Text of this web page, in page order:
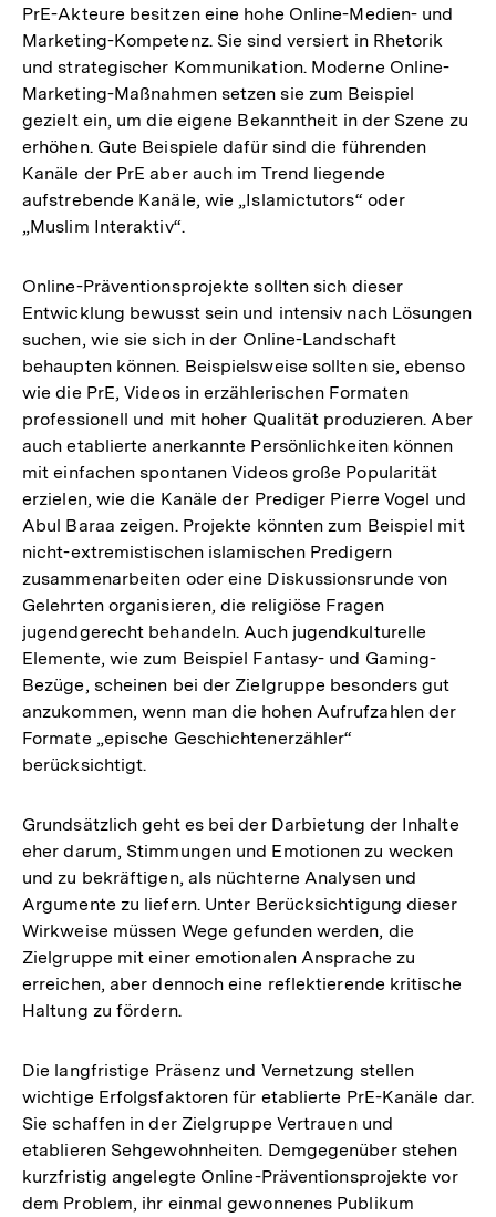
PrE-Akteure besitzen eine hohe Online-Medien- und
Marketing-Kompetenz. Sie sind versiert in Rhetorik
und strategischer Kommunikation. Moderne Online-
Marketing-Maßnahmen setzen sie zum Beispiel
gezielt ein, um die eigene Bekanntheit in der Szene zu
erhöhen. Gute Beispiele dafür sind die führenden
Kanäle der PrE aber auch im Trend liegende
aufstrebende Kanäle, wie „Islamictutors“ oder
„Muslim Interaktiv“.
Online-Präventionsprojekte sollten sich dieser
Entwicklung bewusst sein und intensiv nach Lösungen
suchen, wie sie sich in der Online-Landschaft
behaupten können. Beispielsweise sollten sie, ebenso
wie die PrE, Videos in erzählerischen Formaten
professionell und mit hoher Qualität produzieren. Aber
auch etablierte anerkannte Persönlichkeiten können
mit einfachen spontanen Videos große Popularität
erzielen, wie die Kanäle der Prediger Pierre Vogel und
Abul Baraa zeigen. Projekte könnten zum Beispiel mit
nicht-extremistischen islamischen Predigern
zusammenarbeiten oder eine Diskussionsrunde von
Gelehrten organisieren, die religiöse Fragen
jugendgerecht behandeln. Auch jugendkulturelle
Elemente, wie zum Beispiel Fantasy- und Gaming-
Bezüge, scheinen bei der Zielgruppe besonders gut
anzukommen, wenn man die hohen Aufrufzahlen der
Formate „epische Geschichtenerzähler“
berücksichtigt.
Grundsätzlich geht es bei der Darbietung der Inhalte
eher darum, Stimmungen und Emotionen zu wecken
und zu bekräftigen, als nüchterne Analysen und
Argumente zu liefern. Unter Berücksichtigung dieser
Wirkweise müssen Wege gefunden werden, die
Zielgruppe mit einer emotionalen Ansprache zu
erreichen, aber dennoch eine reflektierende kritische
Haltung zu fördern.
Die langfristige Präsenz und Vernetzung stellen
wichtige Erfolgsfaktoren für etablierte PrE-Kanäle dar.
Sie schaffen in der Zielgruppe Vertrauen und
etablieren Sehgewohnheiten. Demgegenüber stehen
kurzfristig angelegte Online-Präventionsprojekte vor
dem Problem, ihr einmal gewonnenes Publikum